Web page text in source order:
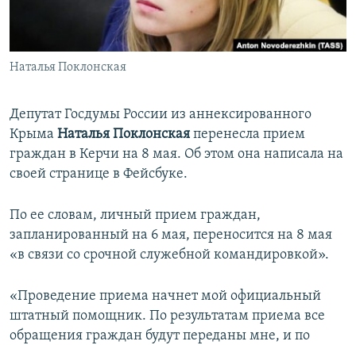
ПОБЕДИТЕЛЕЙ НЕ СУДЯТ?
КРЫМ.НЕПОКОРЕННЫЙ
ELIFBE
ПРИСОЕДИНЯЙТЕСЬ!
Все сайты RFE/RL
Наталья Поклонская
Депутат Госдумы России из аннексированного
Крыма Наталья Поклонская перенесла прием
граждан в Керчи на 8 мая. Об этом она написала на
своей странице в Фейсбуке.
По ее словам, личный прием граждан,
запланированный на 6 мая, переносится на 8 мая
«в связи со срочной служебной командировкой».
«Проведение приема начнет мой официальный
штатный помощник. По результатам приема все
обращения граждан будут переданы мне, и по